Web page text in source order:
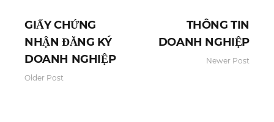
GIẤY CHỨNG
NHẬN ĐĂNG KÝ
DOANH NGHIỆP
Older Post
THÔNG TIN
DOANH NGHIỆP
Newer Post